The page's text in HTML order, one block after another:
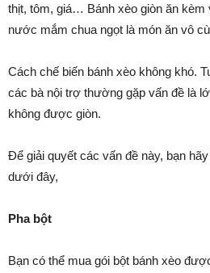
thịt, tôm, giá… Bánh xèo giòn ăn kèm
nước mắm chua ngọt là món ăn vô
Cách chế biến bánh xèo không khó.
các bà nội trợ thường gặp vấn đề là
không được giòn.
Để giải quyết các vấn đề này, bạn
dưới đây,
Pha bột
Bạn có thể mua gói bột bánh xèo